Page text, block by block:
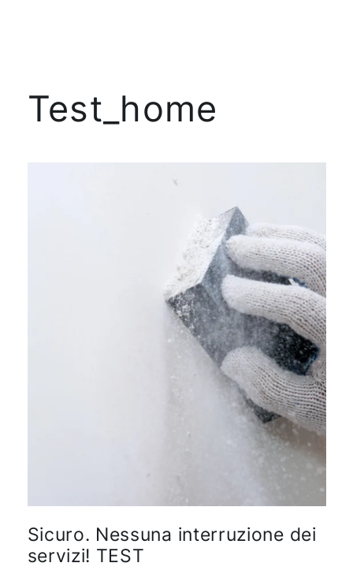
Test_home
Sicuro. Nessuna interruzione dei
servizi! TEST